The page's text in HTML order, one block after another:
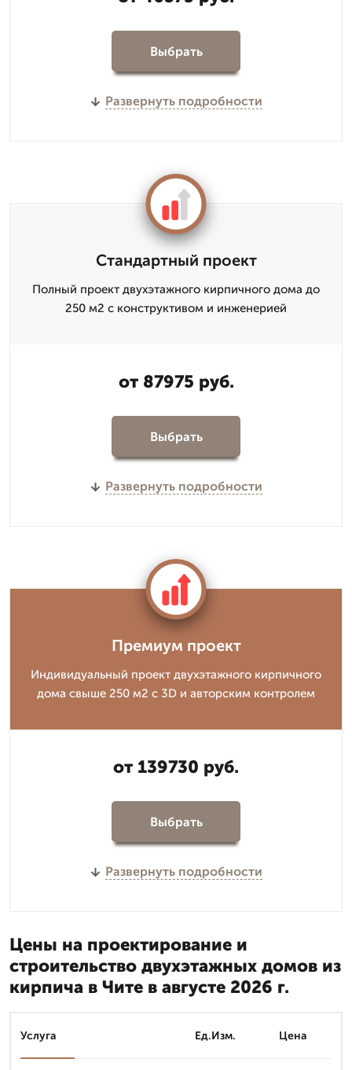
Выбрать
Развернуть подробности
Стандартный проект
Полный проект двухэтажного кирпичного дома до
250 м2 с конструктивом и инженерией
от 87975 руб.
Выбрать
Развернуть подробности
Премиум проект
Индивидуальный проект двухэтажного кирпичного
дома свыше 250 м2 с 3D и авторским контролем
от 139730 руб.
Выбрать
Развернуть подробности
Цены на проектирование и
строительство двухэтажных домов из
кирпича в Чите в августе 2026 г.
Услуга Ед.Изм. Цена